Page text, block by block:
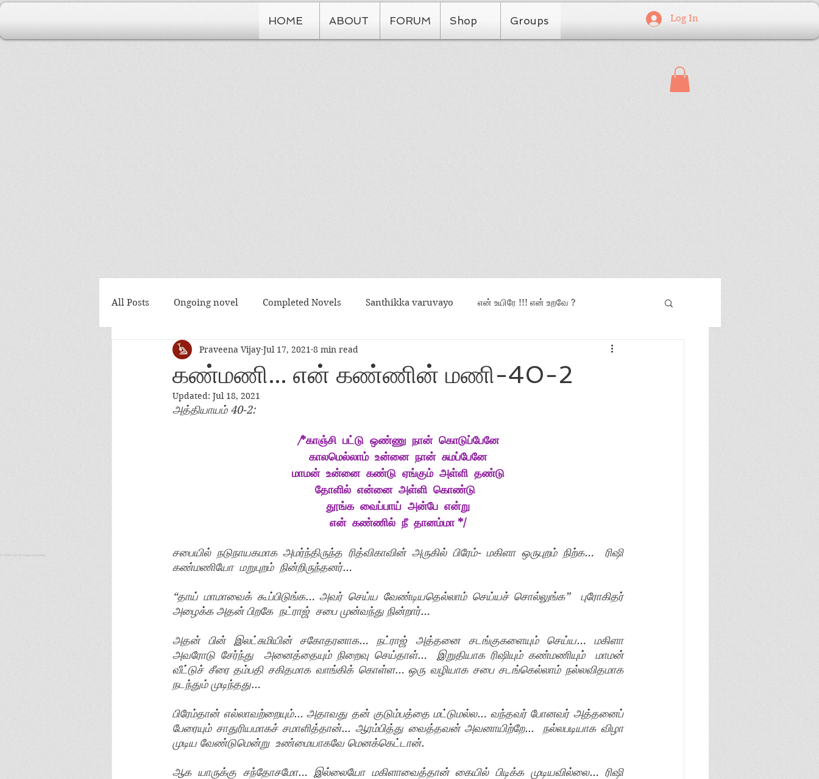
HOME ABOUT FORUM Shop Groups Log In
All Posts Ongoing novel Completed Novels Santhikka varuvayo என் உயிரே !!! என் உறவே ?
அன்பே நீ இன்றி கண்மணி... என் கண்ணின் மணி
கண்மணி... என் கண்ணின் மணி-40-2
Praveena Vijay Jul 17, 2021 8 min read
Updated: Jul 18, 2021
அத்தியாயம் 40-2:
/*காஞ்சி  பட்டு  ஒண்ணு  நான்  கொடுப்பேனே
காலமெல்லாம்  உன்னை  நான்  சுமப்பேனே
மாமன்  உன்னை  கண்டு  ஏங்கும்  அள்ளி  தண்டு
தோளில்  என்னை  அள்ளி  கொண்டு
தூங்க  வைப்பாய்  அன்பே  என்று
என்  கண்ணில்  நீ  தானம்மா */
சபையில் நடுநாயகமாக அமர்ந்திருந்த ரித்விகாவின் அருகில் பிரேம்- மகிளா ஒருபுறம் நிற்க…  ரிஷி
கண்மணியோ  மறுபுறம்  நின்றிருந்தனர்…
“தாய் மாமாவைக் கூப்பிடுங்க… அவர் செய்ய வேண்டியதெல்லாம் செய்யச் சொல்லுங்க”  புரோகிதர்
அழைக்க அதன் பிறகே  நட்ராஜ்  சபை முன்வந்து நின்றார்…
அதன் பின் இலட்சுமியின் சகோதரனாக… நட்ராஜ் அத்தனை சடங்குகளையும் செய்ய… மகிளா
அவரோடு சேர்ந்து  அனைத்தையும் நிறைவு செய்தாள்…  இறுதியாக ரிஷியும் கண்மணியும்  மாமன்
வீட்டுச் சீரை தம்பதி சகிதமாக வாங்கிக் கொள்ள… ஒரு வழியாக சபை சடங்கெல்லாம் நல்லவிதமாக
நடந்தும் முடிந்தது…
பிரேம்தான் எல்லாவற்றையும்… அதாவது தன் குடும்பத்தை மட்டுமல்ல… வந்தவர் போனவர் அத்தனைப்
பேரையும் சாதுரியமாகச் சமாளித்தான்... ஆரம்பித்து வைத்தவன் அவனாயிற்றே...  நல்லபடியாக விழா
முடிய வேண்டுமென்று  உண்மையாகவே மெனக்கெட்டான்.
ஆக யாருக்கு சந்தோசமோ… இல்லையோ மகிளாவைத்தான் கையில் பிடிக்க முடியவில்லை… ரிஷி
© 2020 by PraveenaNovels